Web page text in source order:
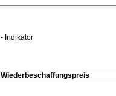
- Indikator
Wiederbeschaffungspreis